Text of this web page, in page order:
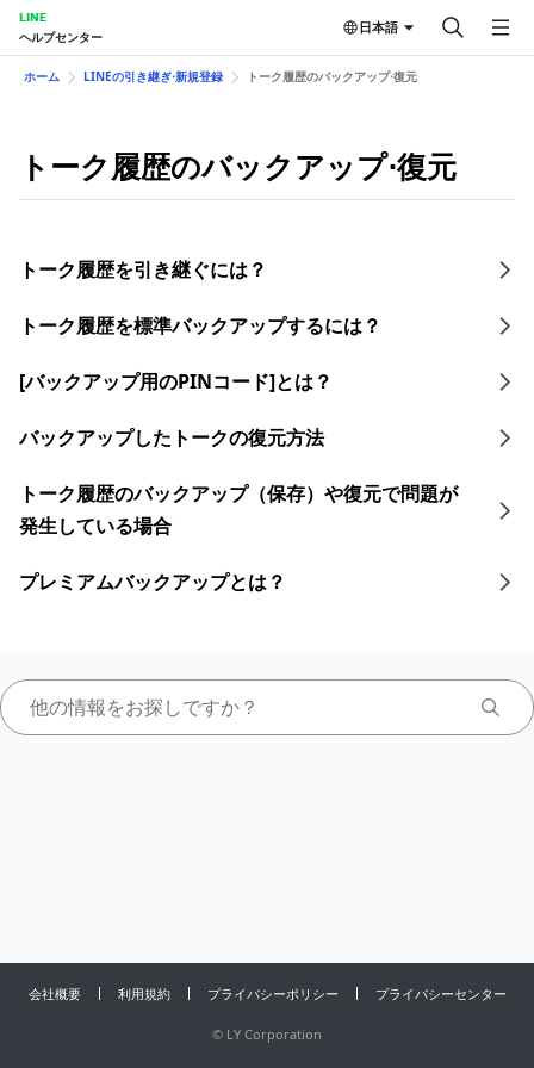
LINE
ヘルプセンター
日本語
ホーム LINEの引き継ぎ⋅新規登録 トーク履歴のバックアップ⋅復元
トーク履歴のバックアップ⋅復元
トーク履歴を引き継ぐには？
トーク履歴を​標準バックアップする​には？
[バックアップ用のPINコード]とは？
バックアップしたトークの復元方法
トーク履歴のバックアップ（保存）や復元で問題が
発生している場合
プレミアムバックアップとは？
会社概要 利用規約 プライバシーポリシー プライバシーセンター
© LY Corporation